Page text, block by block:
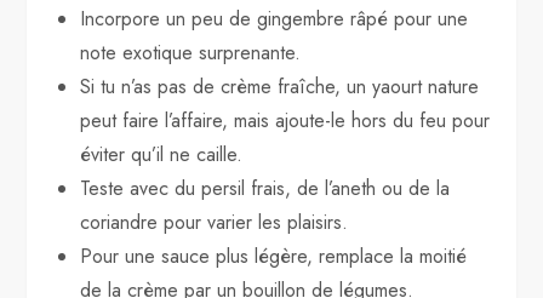
Incorpore un peu de gingembre râpé pour une
note exotique surprenante.
Si tu n’as pas de crème fraîche, un yaourt nature
peut faire l’affaire, mais ajoute-le hors du feu pour
éviter qu’il ne caille.
Teste avec du persil frais, de l’aneth ou de la
coriandre pour varier les plaisirs.
Pour une sauce plus légère, remplace la moitié
de la crème par un bouillon de légumes.